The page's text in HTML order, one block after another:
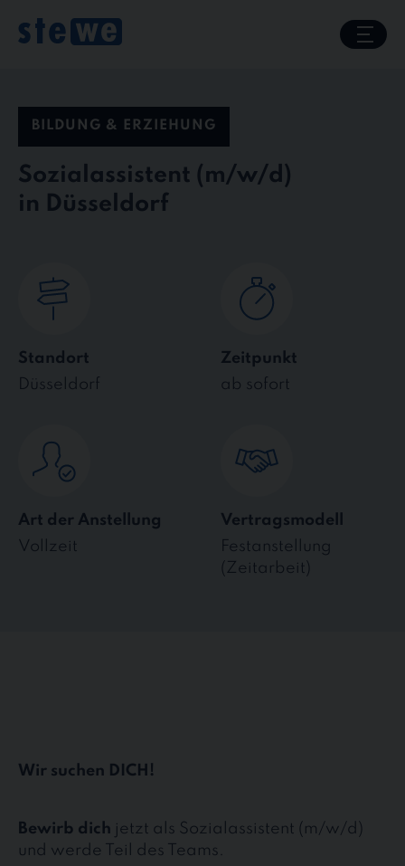
content
BILDUNG & ERZIEHUNG
Sozialassistent
in Düsseldorf
Standort
Düsseldorf
Zeitpunkt
ab sofort
Art der Anstellung
Vollzeit
Vertragsmodell
Festanstellung
(Zeitarbeit)
Wir suchen DICH!
Bewirb dich jetzt als Sozialassistent (m/w/d)
und werde Teil des Teams.